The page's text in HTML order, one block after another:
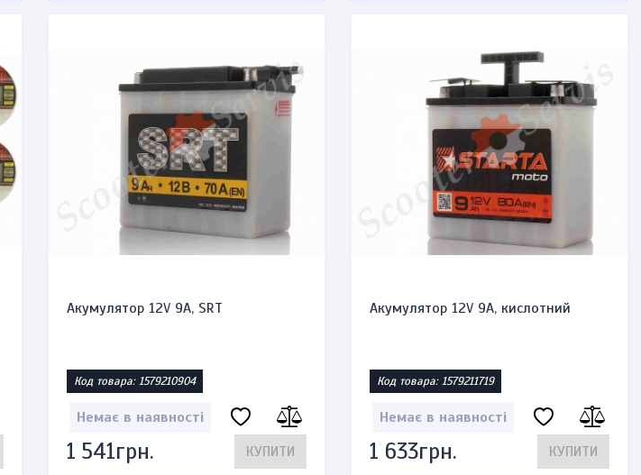
Акумулятор 12V 9A, SRT
Код товара: 1579210904
Немає в наявності
1 541грн. КУПИТИ
Акумулятор 12V 9A, кислотний
Код товара: 1579211719
Немає в наявності
1 633грн. КУПИТИ